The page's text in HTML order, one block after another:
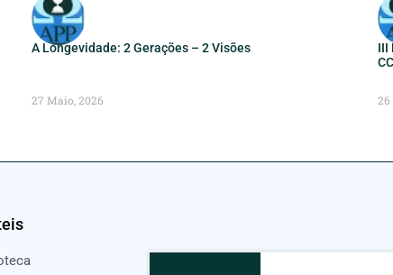
A Longevidade: 2 Gerações – 2 Visões
27 Maio, 2026
III
26